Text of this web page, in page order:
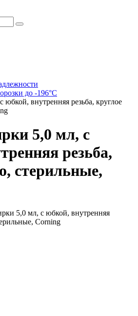
до -196°С
внутренняя резьба, круглое
5,0 мл, c
резьба,
стерильные,